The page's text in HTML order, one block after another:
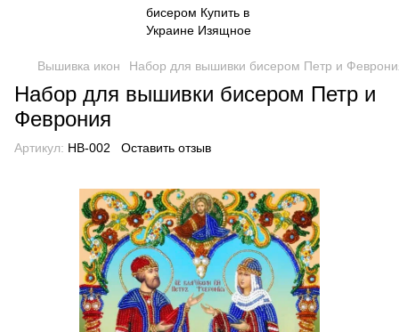
Вышивка икон Набор для вышивки бисером Петр и
Набор для вышивки бисером Петр и
Феврония
Артикул: НВ-002 Оставить отзыв